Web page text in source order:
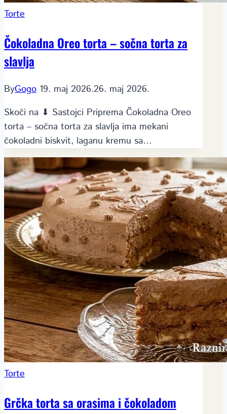
Torte
Čokoladna Oreo torta – sočna torta za
slavlja
ByGogo 19. maj 2026.26. maj 2026.
Skoči na ⬇ Sastojci Priprema Čokoladna Oreo
torta – sočna torta za slavlja ima mekani
čokoladni biskvit, laganu kremu sa…
Torte
Grčka torta sa orasima i čokoladom